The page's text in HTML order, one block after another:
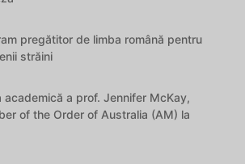
pregătitor de limba română pentru
străini
academică a prof. Jennifer McKay,
of the Order of Australia (AM) la